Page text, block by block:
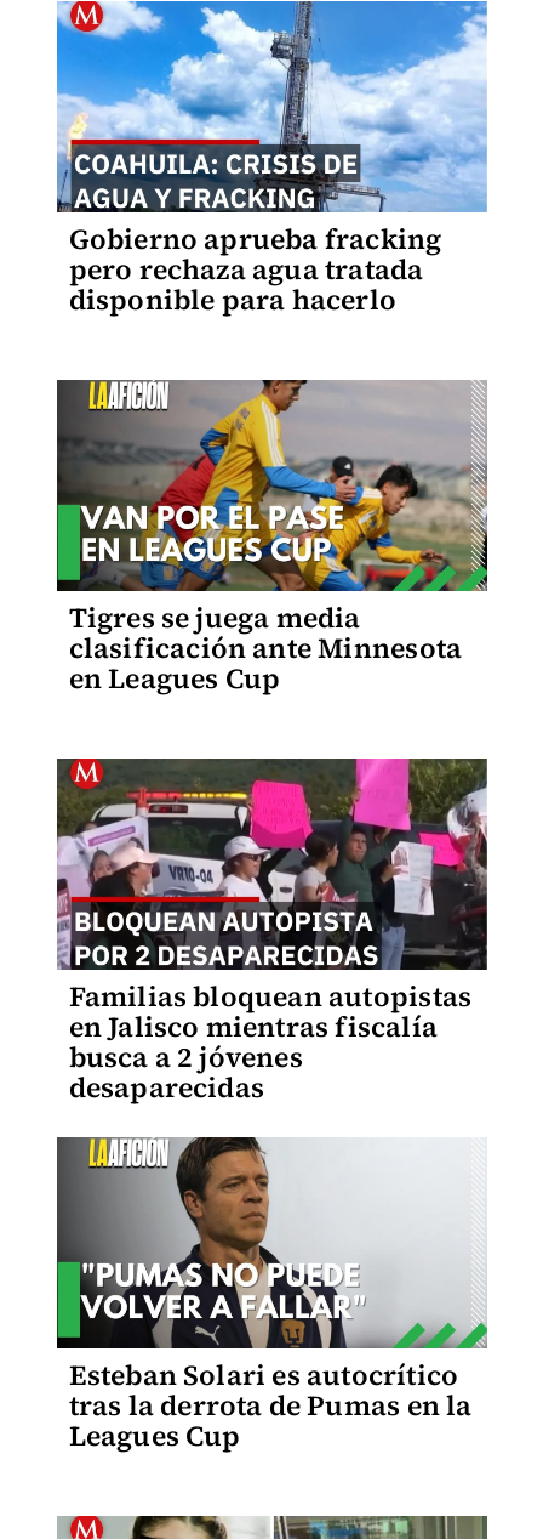
Gobierno aprueba fracking
pero rechaza agua tratada
disponible para hacerlo
Tigres se juega media
clasificación ante Minnesota
en Leagues Cup
Familias bloquean autopistas
en Jalisco mientras fiscalía
busca a 2 jóvenes
desaparecidas
Esteban Solari es autocrítico
tras la derrota de Pumas en la
Leagues Cup